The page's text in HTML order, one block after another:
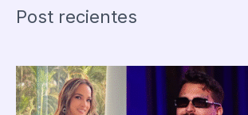
emotivo
el
Auditorio
Nacional:
Post recientes